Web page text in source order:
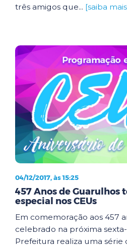
três amigos que... [saiba
04/12/2017, às 15:25
457 Anos de Guarulhos
especial nos CEUs
Em comemoração aos 457
celebrado na próxima sexta-
Prefeitura realiza uma série